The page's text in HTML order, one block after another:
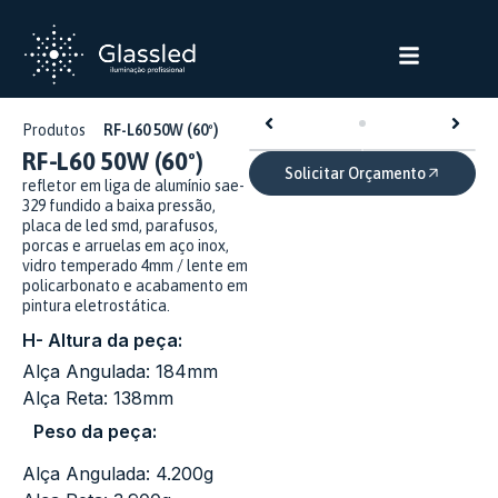
Produtos RF-L60 50W (60º)
RF-L60 50W (60º)
refletor em liga de alumínio sae-
329 fundido a baixa pressão,
placa de led smd, parafusos,
porcas e arruelas em aço inox,
vidro temperado 4mm / lente em
policarbonato e acabamento em
pintura eletrostática.
H- Altura da peça:
Alça Angulada: 184mm
Alça Reta: 138mm
Peso da peça:
Alça Angulada: 4.200g
Solicitar Orçamento